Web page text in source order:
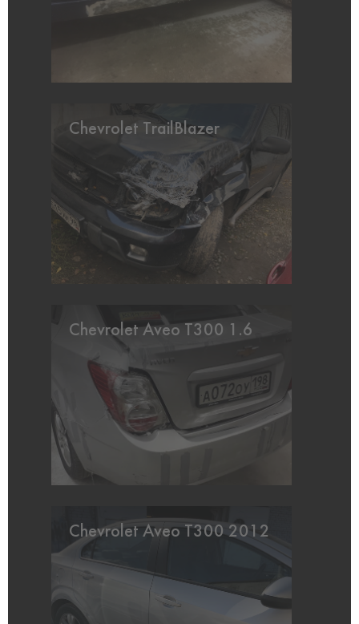
Chevrolet TrailBlazer
Chevrolet Aveo T300 1.6
Chevrolet Aveo T300 2012